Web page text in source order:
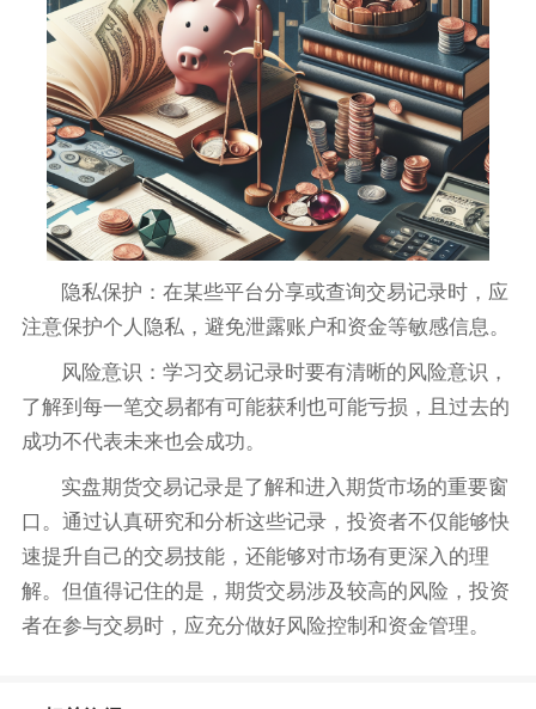
隐私保护：在某些平台分享或查询交易记录时，应
注意保护个人隐私，避免泄露账户和资金等敏感信息。
风险意识：学习交易记录时要有清晰的风险意识，
了解到每一笔交易都有可能获利也可能亏损，且过去的
成功不代表未来也会成功。
实盘期货交易记录是了解和进入期货市场的重要窗
口。通过认真研究和分析这些记录，投资者不仅能够快
速提升自己的交易技能，还能够对市场有更深入的理
解。但值得记住的是，期货交易涉及较高的风险，投资
者在参与交易时，应充分做好风险控制和资金管理。